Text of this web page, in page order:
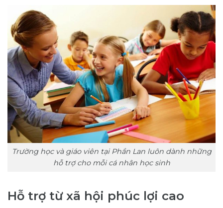
Trường học và giáo viên tại Phần Lan luôn dành những
hỗ trợ cho mỗi cá nhân học sinh
Hỗ trợ từ xã hội phúc lợi cao